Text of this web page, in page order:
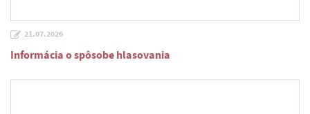
21.07.2026
Informácia o spôsobe hlasovania